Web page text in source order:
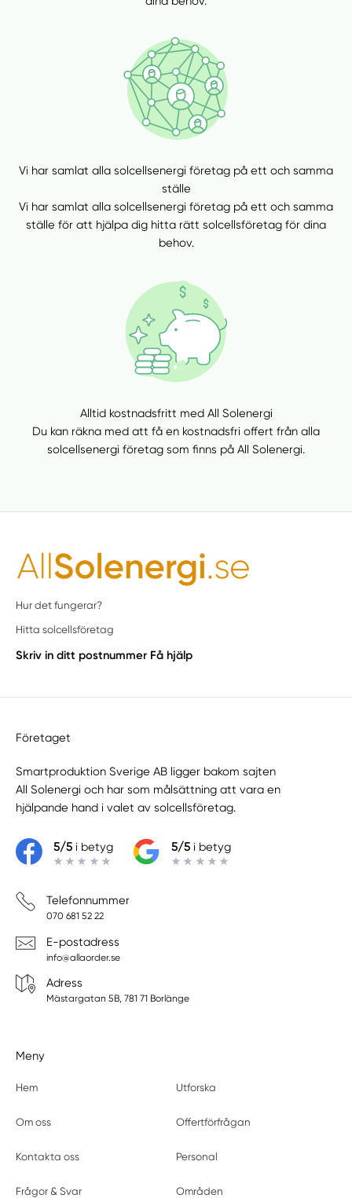
Vi har samlat alla solcellsenergi företag på ett och samma
ställe
Vi har samlat alla solcellsenergi företag på ett och samma
ställe för att hjälpa dig hitta rätt solcellsföretag för dina
behov.
Alltid kostnadsfritt med All Solenergi
Du kan räkna med att få en kostnadsfri offert från alla
solcellsenergi företag som finns på All Solenergi.
Hur det fungerar?
Hitta solcellsföretag
Skriv in ditt postnummer Få hjälp
Företaget
Smartproduktion Sverige AB ligger bakom sajten
All Solenergi och har som målsättning att vara en
hjälpande hand i valet av solcellsföretag.
5/5i betyg 5/5i betyg
Telefonnummer
070 681 52 22
E-postadress
info@allaorder.se
Adress
Mästargatan 5B, 781 71 Borlänge
Meny
Hem Utforska
Om oss Offertförfrågan
Kontakta oss Personal
Frågor & Svar Områden